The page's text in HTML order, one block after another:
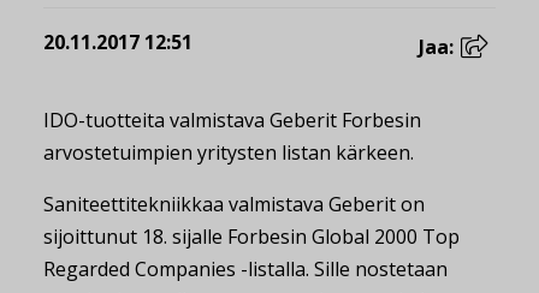
20.11.2017 12:51 Jaa:
IDO-tuotteita valmistava Geberit Forbesin
arvostetuimpien yritysten listan kärkeen.
Saniteettitekniikkaa valmistava Geberit on
sijoittunut 18. sijalle Forbesin Global 2000 Top
Regarded Companies -listalla. Sille nostetaan